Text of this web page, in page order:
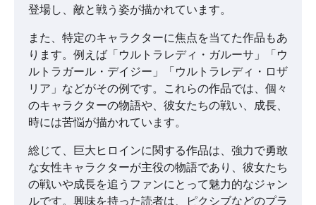
登場し、敵と戦う姿が描かれています。
また、特定のキャラクターに焦点を当てた作品もあ
ります。例えば「ウルトラレディ・ガルーサ」「ウ
ルトラガール・デイジー」「ウルトラレディ・ロザ
リア」などがその例です。これらの作品では、個々
のキャラクターの物語や、彼女たちの戦い、成長、
時には苦悩が描かれています。
総じて、巨大ヒロインに関する作品は、強力で勇敢
な女性キャラクターが主役の物語であり、彼女たち
の戦いや成長を追うファンにとって魅力的なジャン
ルです。興味を持った読者は、ピクシブなどのプラ